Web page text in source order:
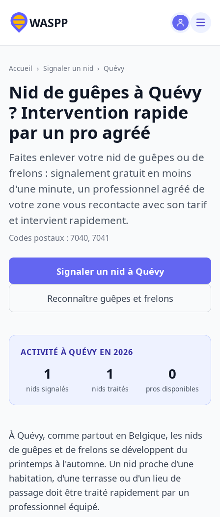
WASPP
Accueil › Signaler un nid › Quévy
Nid de guêpes à Quévy
? Intervention rapide
par un pro agréé
Faites enlever votre nid de guêpes ou de
frelons : signalement gratuit en moins
d'une minute, un professionnel agréé de
votre zone vous recontacte avec son tarif
et intervient rapidement.
Codes postaux : 7040, 7041
Signaler un nid à Quévy
Reconnaître guêpes et frelons
ACTIVITÉ À QUÉVY EN 2026
1
nids signalés
1
nids traités
0
pros disponibles
À Quévy, comme partout en Belgique, les nids
de guêpes et de frelons se développent du
printemps à l'automne. Un nid proche d'une
habitation, d'une terrasse ou d'un lieu de
passage doit être traité rapidement par un
professionnel équipé.